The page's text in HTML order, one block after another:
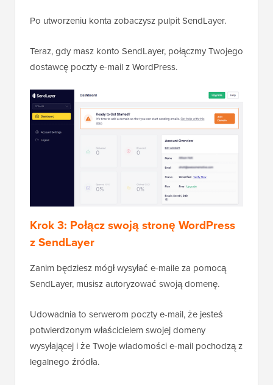
Po utworzeniu konta zobaczysz pulpit SendLayer.
Teraz, gdy masz konto SendLayer, połączmy Twojego
dostawcę poczty e-mail z WordPress.
Krok 3: Połącz swoją stronę WordPress
z SendLayer
Zanim będziesz mógł wysyłać e-maile za pomocą
SendLayer, musisz autoryzować swoją domenę.
Udowadnia to serwerom poczty e-mail, że jesteś
potwierdzonym właścicielem swojej domeny
wysyłającej i że Twoje wiadomości e-mail pochodzą z
legalnego źródła.